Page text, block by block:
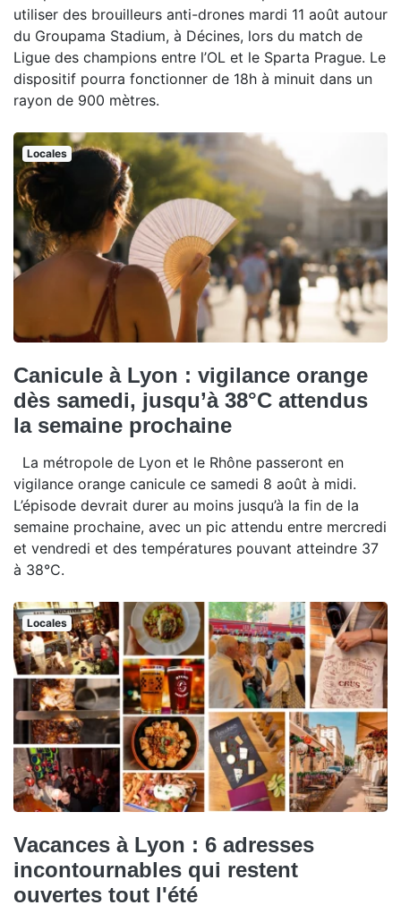
utiliser des brouilleurs anti-drones mardi 11 août autour
du Groupama Stadium, à Décines, lors du match de
Ligue des champions entre l’OL et le Sparta Prague. Le
dispositif pourra fonctionner de 18h à minuit dans un
rayon de 900 mètres.
Locales
Canicule à Lyon : vigilance orange
dès samedi, jusqu’à 38°C attendus
la semaine prochaine
La métropole de Lyon et le Rhône passeront en
vigilance orange canicule ce samedi 8 août à midi.
L’épisode devrait durer au moins jusqu’à la fin de la
semaine prochaine, avec un pic attendu entre mercredi
et vendredi et des températures pouvant atteindre 37
à 38°C.
Locales
Vacances à Lyon : 6 adresses
incontournables qui restent
ouvertes tout l'été